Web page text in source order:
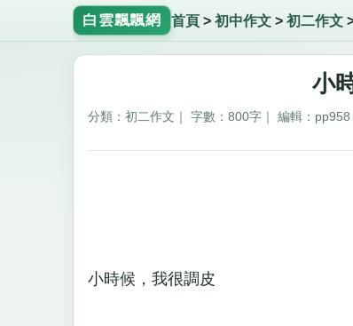
白雲飄飄網 首頁> 初中作文> 初二作文
小
分類：初二作文｜ 字數：800字｜ 編輯：pp958
小時候，我很調皮